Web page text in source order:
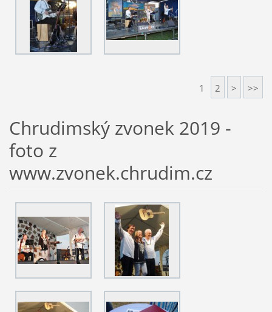
1 2 > >>
Chrudimský zvonek 2019 -
foto z
www.zvonek.chrudim.cz